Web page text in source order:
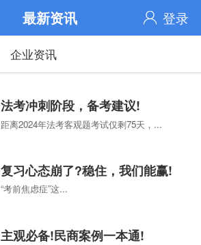
最新资讯 登录
企业资讯
法考冲刺阶段，备考建议!
距离2024年法考客观题考试仅剩75天，...
复习心态崩了?稳住，我们能赢!
“考前焦虑症”这...
主观必备!民商案例一本通!